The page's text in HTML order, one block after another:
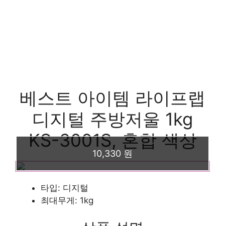
베스트 아이템 라이프랩
디지털 주방저울 1kg
KS-3001S, 혼합 색상
10,330 원
타입: 디지털
최대무게: 1kg